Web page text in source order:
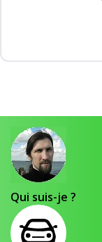
Qui suis-je ?